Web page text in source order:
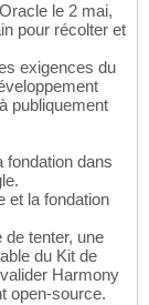
le 2 mai,
pour récolter et
exigences du
publiquement
fondation dans
et la fondation
tenter, une
du Kit de
Harmony
open-source.